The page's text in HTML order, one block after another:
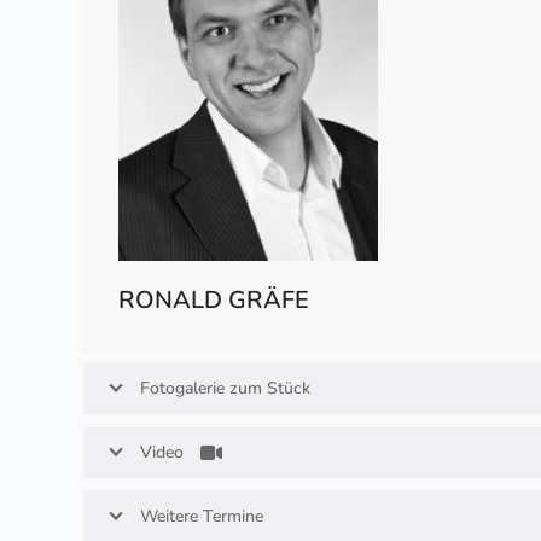
RONALD GRÄFE
Fotogalerie zum Stück
Video
Weitere Termine